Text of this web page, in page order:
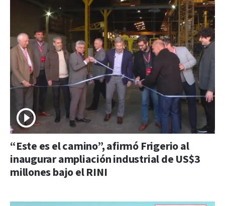
“Este es el camino”, afirmó Frigerio al
inaugurar ampliación industrial de US$3
millones bajo el RINI